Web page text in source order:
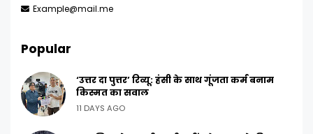
Example@mail.me
Popular
‘उत्तर दा पुत्तर’ रिव्यू: हंसी के साथ गूंजता कर्म बनाम
किस्मत का सवाल
11 DAYS AGO